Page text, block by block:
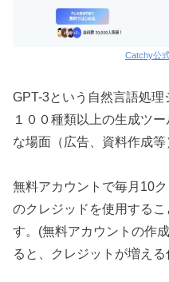
Catchy公
GPT-3という自然言語処理
１００種類以上の生成ツ
な場面（広告、資料作成等
無料アカウントで毎月10
のクレジッドを使用する
す。(無料アカウントの作
ると、クレジットが増える